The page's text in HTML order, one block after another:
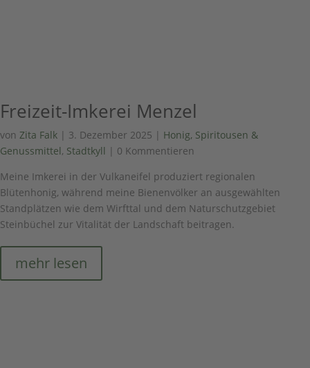
Freizeit-Imkerei Menzel
von Zita Falk | 3. Dezember 2025 | Honig, Spiritousen &
Genussmittel, Stadtkyll | 0 Kommentieren
Meine Imkerei in der Vulkaneifel produziert regionalen
Blütenhonig, während meine Bienenvölker an ausgewählten
Standplätzen wie dem Wirfttal und dem Naturschutzgebiet
Steinbüchel zur Vitalität der Landschaft beitragen.
mehr lesen